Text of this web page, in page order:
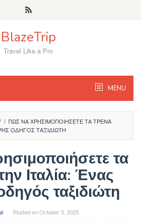
BlazeTrip
Travel Like a Pro
MENU
/ ΠΏΣ ΝΑ ΧΡΗΣΙΜΟΠΟΙΉΣΕΤΕ ΤΑ ΤΡΈΝΑ
ΟΔΗΓΌΣ ΤΑΞΙΔΙΏΤΗ
τα
Ιταλία: Ένας
ταξιδιώτη
Posted onOctober 5, 2025